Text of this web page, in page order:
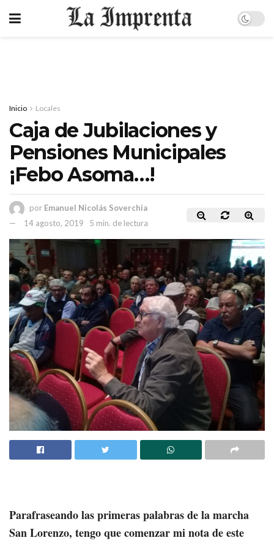
Inicio Locales
Caja de Jubilaciones y
Pensiones Municipales
¡Febo Asoma…!
por Emanuel Nicolás Soverchia
14 agosto, 2019
5 min. de lectura
Parafraseando las primeras palabras de la marcha
San Lorenzo, tengo que comenzar mi nota de este